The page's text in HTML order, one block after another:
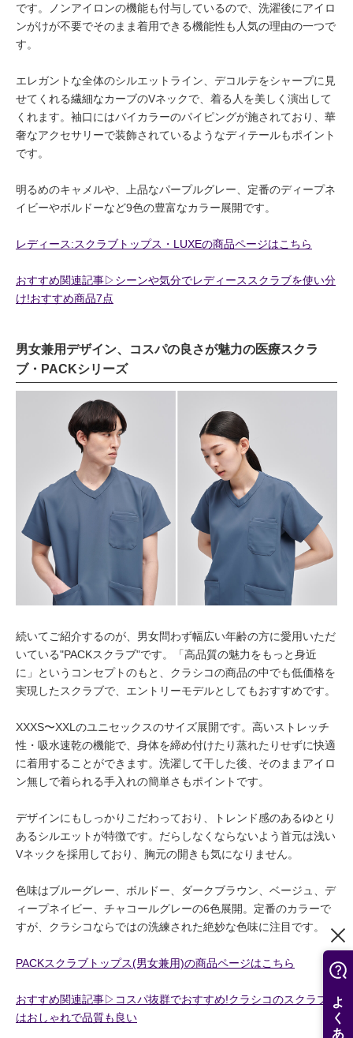
です。ノンアイロンの機能も付与しているので、洗濯後にアイロ
ンがけが不要でそのまま着用できる機能性も人気の理由の一つで
す。
エレガントな全体のシルエットライン、デコルテをシャープに見
せてくれる繊細なカーブのVネックで、着る人を美しく演出して
くれます。袖口にはバイカラーのパイピングが施されており、華
奢なアクセサリーで装飾されているようなディテールもポイント
です。
明るめのキャメルや、上品なパープルグレー、定番のディープネ
イビーやボルドーなど9色の豊富なカラー展開です。
レディース:スクラブトップス・LUXEの商品ページはこちら
おすすめ関連記事▷シーンや気分でレディーススクラブを使い分
け!おすすめ商品7点
男女兼用デザイン、コスパの良さが魅力の医療スクラ
ブ・PACKシリーズ
続いてご紹介するのが、男女問わず幅広い年齢の方に愛用いただ
いている"PACKスクラブ"です。「高品質の魅力をもっと身近
に」というコンセプトのもと、クラシコの商品の中でも低価格を
実現したスクラブで、エントリーモデルとしてもおすすめです。
XXXS〜XXLのユニセックスのサイズ展開です。高いストレッチ
性・吸水速乾の機能で、身体を締め付けたり蒸れたりせずに快適
に着用することができます。洗濯して干した後、そのままアイロ
ン無しで着られる手入れの簡単さもポイントです。
デザインにもしっかりこだわっており、トレンド感のあるゆとり
あるシルエットが特徴です。だらしなくならないよう首元は浅い
Vネックを採用しており、胸元の開きも気になりません。
色味はブルーグレー、ボルドー、ダークブラウン、ベージュ、デ
ィープネイビー、チャコールグレーの6色展開。定番のカラーで
すが、クラシコならではの洗練された絶妙な色味に注目です。
PACKスクラブトップス(男女兼用)の商品ページはこちら
おすすめ関連記事▷コスパ抜群でおすすめ!クラシコのスクラブ
はおしゃれで品質も良い